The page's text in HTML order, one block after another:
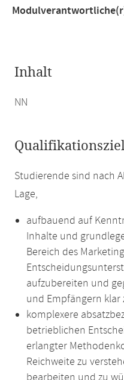
Inhalt
NN
Studierende sind nach
Lage,
aufbauend auf
Inhalte und
Bereich des
aufzubereiten und
und Empfängern
komplexere
betrieblichen
erlangter
Reichweite zu